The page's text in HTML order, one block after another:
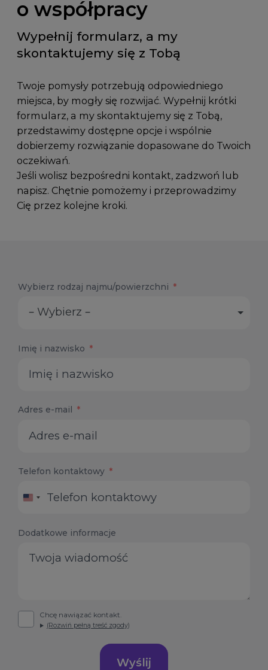
o współpracy
Wypełnij formularz, a my
skontaktujemy się z Tobą
Twoje pomysły potrzebują odpowiedniego
miejsca, by mogły się rozwijać. Wypełnij krótki
formularz, a my skontaktujemy się z Tobą,
przedstawimy dostępne opcje i wspólnie
dobierzemy rozwiązanie dopasowane do Twoich
oczekiwań.
Jeśli wolisz bezpośredni kontakt, zadzwoń lub
napisz. Chętnie pomożemy i przeprowadzimy
Cię przez kolejne kroki.
Wybierz rodzaj najmu/powierzchni
– Wybierz –
Imię i nazwisko
Adres e-mail
Telefon kontaktowy
United
+1
Dodatkowe informacje
Chcę nawiązać kontakt.
(Rozwiń pełną treść zgody)
Wyślij